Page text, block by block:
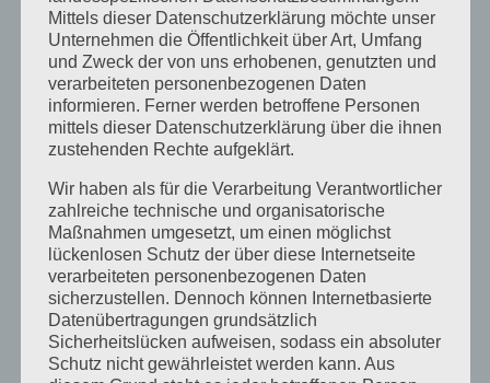
Juli 2013
Juni 2013
Mai 2013
April 2013
März 2013
August 2012
Juli 2012
Juni 2012
April 2012
Februar 2012
Mittels dieser Datenschutzerklärung möchte unser
Unternehmen die Öffentlichkeit über Art, Umfang
und Zweck der von uns erhobenen, genutzten und
verarbeiteten personenbezogenen Daten
informieren. Ferner werden betroffene Personen
mittels dieser Datenschutzerklärung über die ihnen
zustehenden Rechte aufgeklärt.
Wir haben als für die Verarbeitung Verantwortlicher
zahlreiche technische und organisatorische
Maßnahmen umgesetzt, um einen möglichst
lückenlosen Schutz der über diese Internetseite
verarbeiteten personenbezogenen Daten
sicherzustellen. Dennoch können Internetbasierte
Datenübertragungen grundsätzlich
Sicherheitslücken aufweisen, sodass ein absoluter
Schutz nicht gewährleistet werden kann. Aus